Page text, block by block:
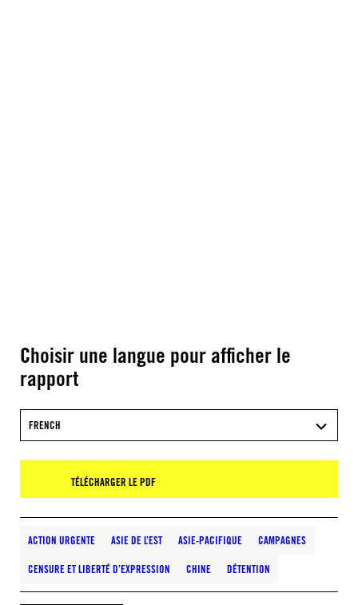
Choisir une langue pour afficher le
rapport
FRENCH
TÉLÉCHARGER LE PDF
ACTION URGENTE ASIE DE L’EST ASIE-PACIFIQUE CAMPAGNES
CENSURE ET LIBERTÉ D’EXPRESSION CHINE DÉTENTION